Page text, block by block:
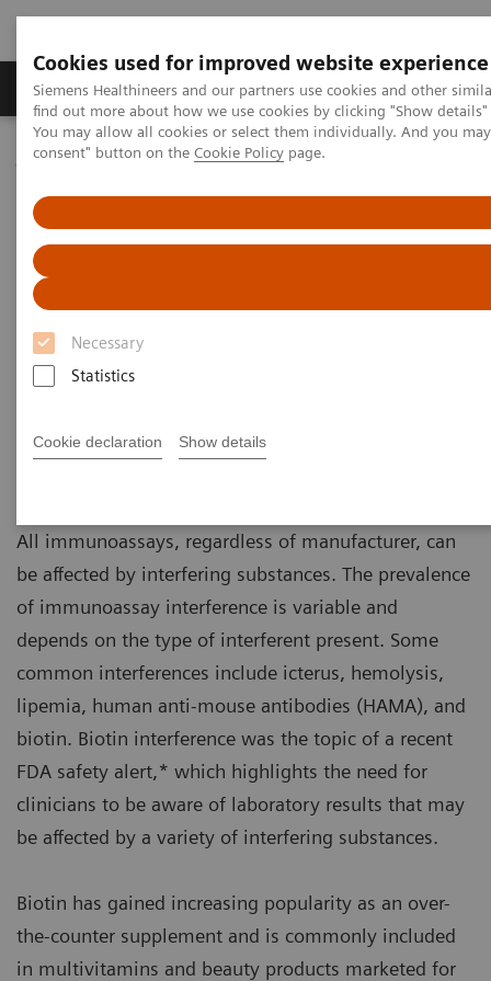
Cookies used for improved website experience
Siemens Healthineers and our partners use cookies and other
find out more about how we use cookies by clicking "Show
You may allow all cookies or select them individually. And you
consent" button on the Cookie Policy page.
Necessary
Statistics
Cookie declaration Show details
Продукція та сервіси Клінічні галузі
Домашня
Клінічні галузі
Get the Facts About Biotin
Interference in Immunoassays
Download FAQ sheet for answers to common
questions about the impact of biotin
All immunoassays, regardless of manufacturer, can
be affected by interfering substances. The prevalence
of immunoassay interference is variable and
depends on the type of interferent present. Some
common interferences include icterus, hemolysis,
lipemia, human anti-mouse antibodies (HAMA), and
biotin. Biotin interference was the topic of a recent
FDA safety alert,* which highlights the need for
clinicians to be aware of laboratory results that may
be affected by a variety of interfering substances.
Biotin has gained increasing popularity as an over-
the-counter supplement and is commonly included
in multivitamins and beauty products marketed for